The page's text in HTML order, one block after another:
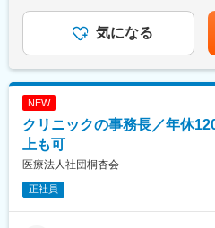
■当法人の特徴：
当法人は1979年の鶴巻温泉病
対応しながら、鶴巻温泉病院
護のオールラウンドなサービス
変更の範囲：会社の定める業務
■賞与：年2回※前年度実績：
績：1月あたり 1,500円 ～
あり、選考を通じて上下する
手当を含めた表記です。
気になる
NEW
クリニックの事務長／年休
上も可
医療法人社団桐杏会
正社員